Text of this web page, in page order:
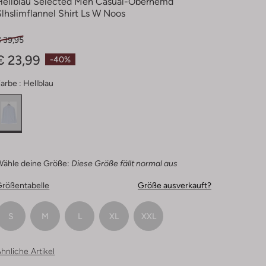
Shirt Ls W Noos
-40%
39,95
23,99
: Hellblau
deine Größe: Diese Größe fällt normal aus
Größe ausverkauft?
S M L XL XXL
Artikel